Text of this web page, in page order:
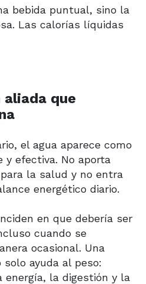
bebida puntual, sino la
Las calorías líquidas
aliada que
el agua aparece como
y efectiva. No aporta
la salud y no entra
energético diario.
en que debería ser
cuando se
ocasional. Una
ayuda al peso:
la digestión y la